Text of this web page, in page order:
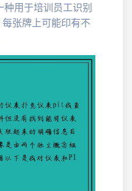
种用于培训员工识别
张牌上可能印有不